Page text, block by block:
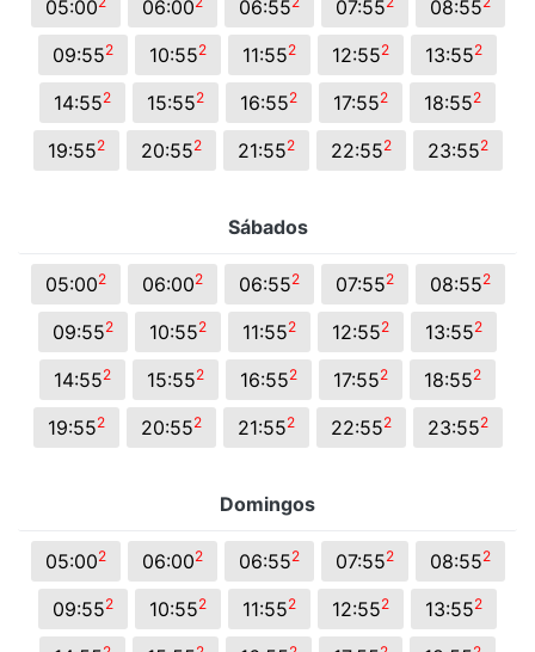
05:00 06:00 06:55 07:55 08:55
09:552 10:552 11:552 12:552 13:552
14:552 15:552 16:552 17:552 18:552
19:552 20:552 21:552 22:552 23:552
Sábados
05:002 06:002 06:552 07:552 08:552
09:552 10:552 11:552 12:552 13:552
14:552 15:552 16:552 17:552 18:552
19:552 20:552 21:552 22:552 23:552
Domingos
05:002 06:002 06:552 07:552 08:552
09:552 10:552 11:552 12:552 13:552